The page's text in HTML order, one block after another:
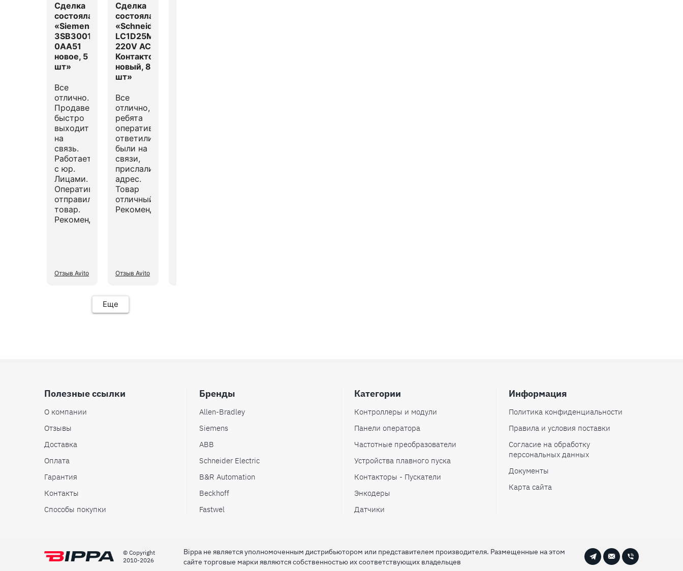
Сделка
состоялась
«Siemens
3SB3001-
0AA51
новое, 5
шт»
Все
отлично.
Продавец
быстро
выходит
на
связь.
Работает
с юр.
Лицами.
Оперативно
отправил
товар.
Рекомендую.
Отзыв Avito
Сделка
состоялась
«Schneider
LC1D25M7
220V AC
Контактор,
новый, 8
шт»
Все
отлично,
ребята
оперативно
ответили,
были на
связи,
прислали
адрес.
Товар
отличный!
Рекомендую!
Отзыв Avito
Еще
Полезные ссылки
О компании
Отзывы
Доставка
Оплата
Гарантия
Контакты
Способы покупки
Бренды
Allen-Bradley
Siemens
ABB
Schneider Electric
B&R Automation
Beckhoff
Fastwel
Категории
Контроллеры и модули
Панели оператора
Частотные преобразователи
Устройства плавного пуска
Контакторы - Пускатели
Энкодеры
Датчики
Информация
Политика конфиденциальности
Правила и условия поставки
Согласие на обработку
персональных данных
Документы
Карта сайта
© Сopyright
2010-2026
Bippa не является уполномоченным дистрибьютором или представителем производителя. Размещенные на этом
сайте торговые марки являются собственностью их соответствующих владельцев